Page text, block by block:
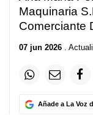
Maquinaria
Comerciante
07 jun 2026 .
Añade a La Voz